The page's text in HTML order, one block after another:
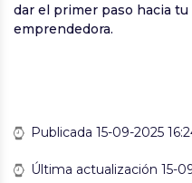
dar el primer paso hacia
emprendedora.
Publicada 15-09-2025
Última actualización 15-